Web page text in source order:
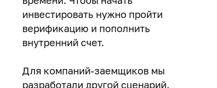
инвестировать нужно пройти
верификацию и пополнить
внутренний счет.
Для компаний-заемщиков мы
разработали другой сценарий.